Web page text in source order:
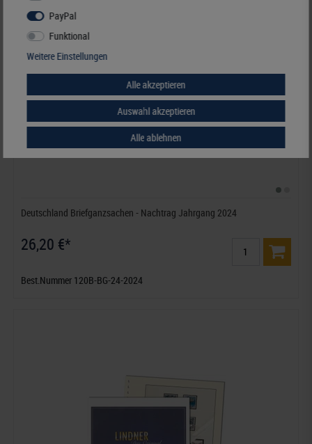
Deutschland Briefganzsachen - Nachtrag Jahrgang 2024
26,20 €*
Best.Nummer 120B-BG-24-2024
PayPal
Funktional
Weitere Einstellungen
Alle akzeptieren
Auswahl akzeptieren
Alle ablehnen